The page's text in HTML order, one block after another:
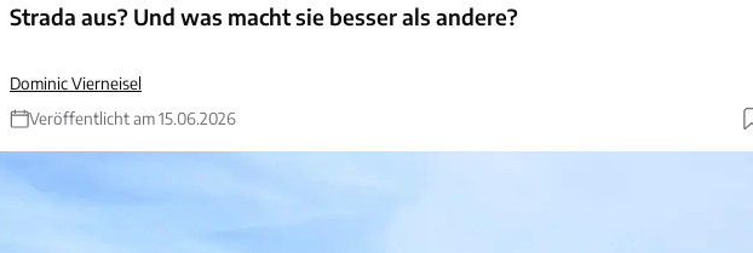
Strada aus? Und was macht sie besser als andere?
Dominic Vierneisel
Veröffentlicht am 15.06.2026